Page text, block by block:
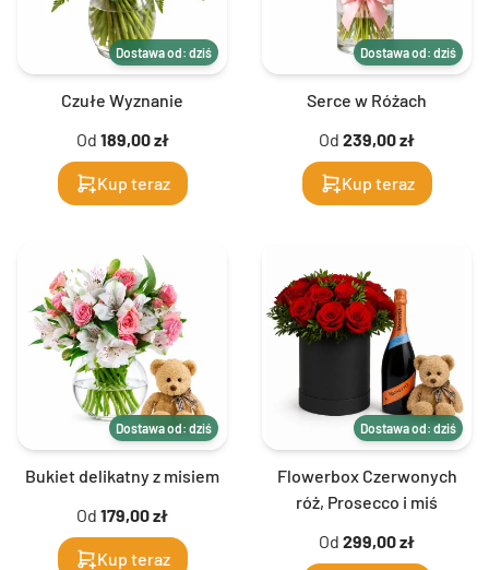
Dostawa od: dziś
Czułe Wyznanie
Od 189,00 zł
Kup teraz
Dostawa od: dziś
Serce w Różach
Od 239,00 zł
Kup teraz
Dostawa od: dziś
Bukiet delikatny z misiem
Od 179,00 zł
Kup teraz
Dostawa od: dziś
Flowerbox Czerwonych
róż, Prosecco i miś
Od 299,00 zł